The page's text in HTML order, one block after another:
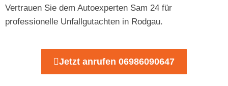
Vertrauen Sie dem Autoexperten Sam 24 für
professionelle Unfallgutachten in Rodgau.
Jetzt anrufen 06986090647